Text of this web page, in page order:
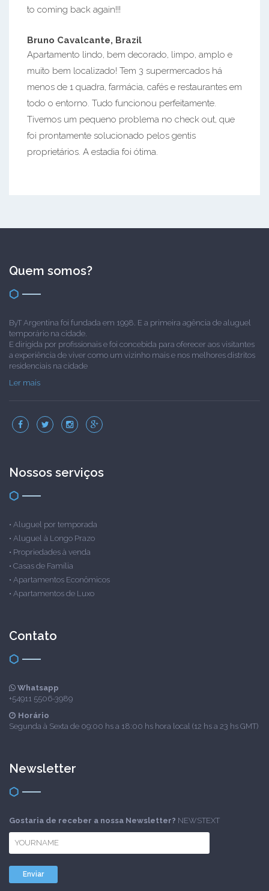
to coming back again!!!
Bruno Cavalcante, Brazil
Apartamento lindo, bem decorado, limpo, amplo e
muito bem localizado! Tem 3 supermercados há
menos de 1 quadra, farmácia, cafés e restaurantes em
todo o entorno. Tudo funcionou perfeitamente.
Tivemos um pequeno problema no check out, que
foi prontamente solucionado pelos gentis
proprietários. A estadia foi ótima.
Quem somos?
ByT Argentina foi fundada em 1998. E a primeira agência de aluguel
temporário na cidade.
E dirigida por profissionais e foi concebida para oferecer aos visitantes
a experiência de viver como um vizinho mais e nos melhores distritos
residenciais na cidade
Ler mais
Nossos serviços
• Aluguel por temporada
• Aluguel à Longo Prazo
• Propriedades à venda
• Casas de Família
• Apartamentos Econômicos
• Apartamentos de Luxo
Contato
Whatsapp
+54911 5506-3989
Horário
Segunda à Sexta de 09:00 hs a 18:00 hs hora local (12 hs a 23 hs GMT)
Newsletter
Gostaria de receber a nossa Newsletter? NEWSTEXT